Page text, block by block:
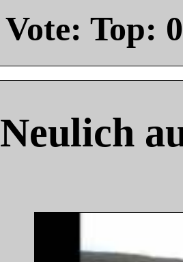
Vote: Top: 0
Neulich